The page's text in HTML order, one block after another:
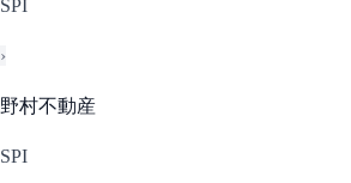
SPI
›
野村不動産
SPI